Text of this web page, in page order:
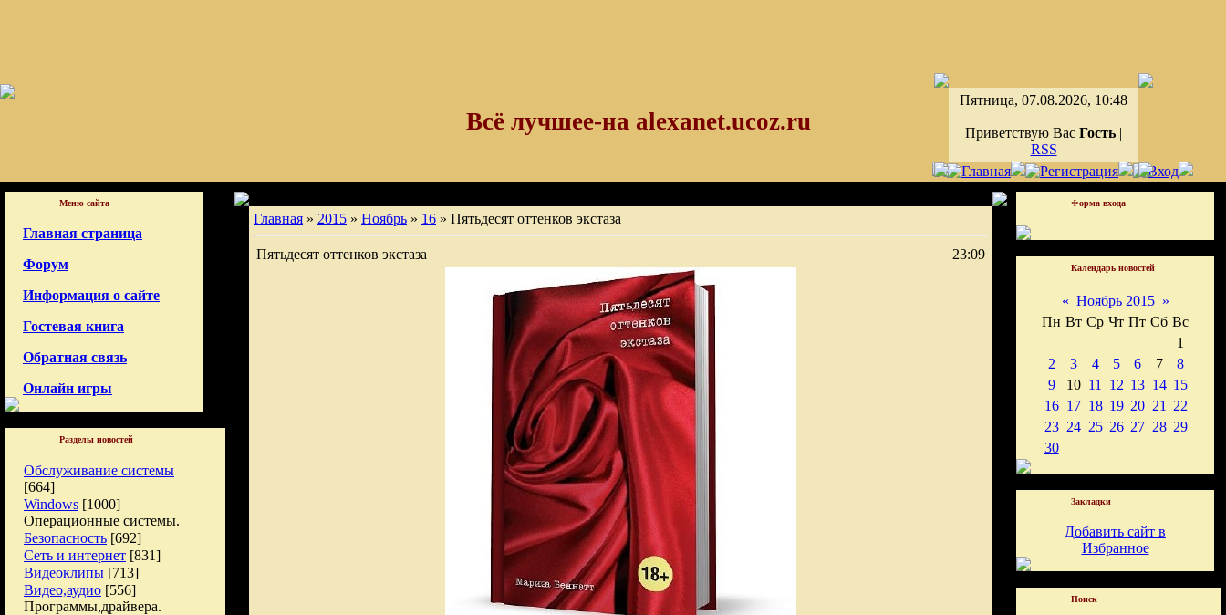
Пятница, 07.08.2026, 10:48
Приветствую Вас Гость |
RSS
Всё лучшее-на alexanet.ucoz.ru
Меню сайта
Главная страница
Форум
Информация о сайте
Гостевая книга
Обратная связь
Онлайн игры
Разделы новостей
Обслуживание системы
[664]
Windows [1000]
Операционные системы.
Безопасность [692]
Сеть и интернет [831]
Видеоклипы [713]
Видео,аудио [556]
Программы,драйвера.
Главная » 2015 » Ноябрь » 16 » Пятьдесят оттенков экстаза
Пятьдесят оттенков экстаза 23:09
Форма входа
Календарь новостей
« Ноябрь 2015 »
Пн Вт Ср Чт Пт Сб Вс
1
2
3 4 5 6 7
8
9
10 11 12 13 14 15
16 17 18 19 20 21
22
23 24 25 26 27 28 29
30
Закладки
Добавить сайт в
Избранное
Поиск